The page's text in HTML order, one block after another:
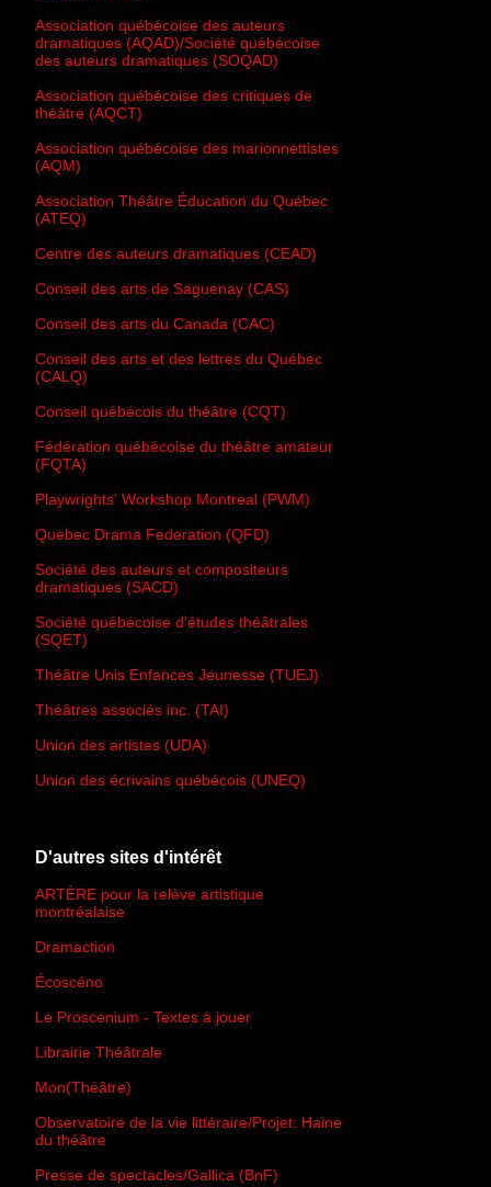
Association québécoise des auteurs
dramatiques (AQAD)/Société québécoise
des auteurs dramatiques (SOQAD)
Association québécoise des critiques de
théâtre (AQCT)
Association québécoise des marionnettistes
(AQM)
Association Théâtre Éducation du Québec
(ATEQ)
Centre des auteurs dramatiques (CEAD)
Conseil des arts de Saguenay (CAS)
Conseil des arts du Canada (CAC)
Conseil des arts et des lettres du Québec
(CALQ)
Conseil québécois du théâtre (CQT)
Fédération québécoise du théâtre amateur
(FQTA)
Playwrights' Workshop Montreal (PWM)
Quebec Drama Federation (QFD)
Société des auteurs et compositeurs
dramatiques (SACD)
Société québécoise d'études théâtrales
(SQET)
Théâtre Unis Enfances Jeunesse (TUEJ)
Théâtres associés inc. (TAI)
Union des artistes (UDA)
Union des écrivains québécois (UNEQ)
D'autres sites d'intérêt
ARTÈRE pour la relève artistique
montréalaise
Dramaction
Écoscéno
Le Proscenium - Textes à jouer
Librairie Théâtrale
Mon(Théâtre)
Observatoire de la vie littéraire/Projet: Haine
du théâtre
Presse de spectacles/Gallica (BnF)